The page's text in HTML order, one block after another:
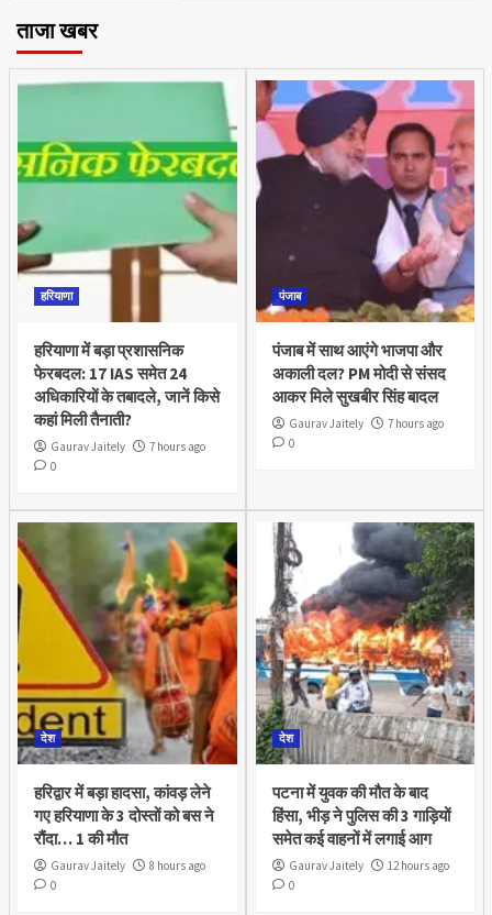
ताजा खबर
हरियाणा
हरियाणा में बड़ा प्रशासनिक
फेरबदल: 17 IAS समेत 24
अधिकारियों के तबादले, जानें किसे
कहां मिली तैनाती?
Gaurav Jaitely
7 hours ago
0
पंजाब
पंजाब में साथ आएंगे भाजपा और
अकाली दल? PM मोदी से संसद
आकर मिले सुखबीर सिंह बादल
Gaurav Jaitely
7 hours ago
0
देश
हरिद्वार में बड़ा हादसा, कांवड़ लेने
गए हरियाणा के 3 दोस्तों को बस ने
रौंदा… 1 की मौत
Gaurav Jaitely
8 hours ago
0
देश
पटना में युवक की मौत के बाद
हिंसा, भीड़ ने पुलिस की 3 गाड़ियों
समेत कई वाहनों में लगाई आग
Gaurav Jaitely
12 hours ago
0